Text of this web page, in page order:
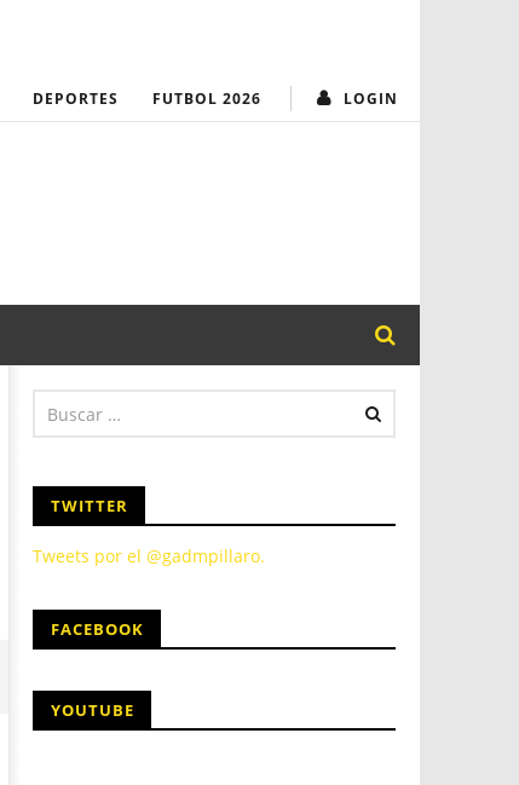
LOGIN
DEPORTES FUTBOL 2026
TWITTER
Tweets por el @gadmpillaro.
FACEBOOK
YOUTUBE